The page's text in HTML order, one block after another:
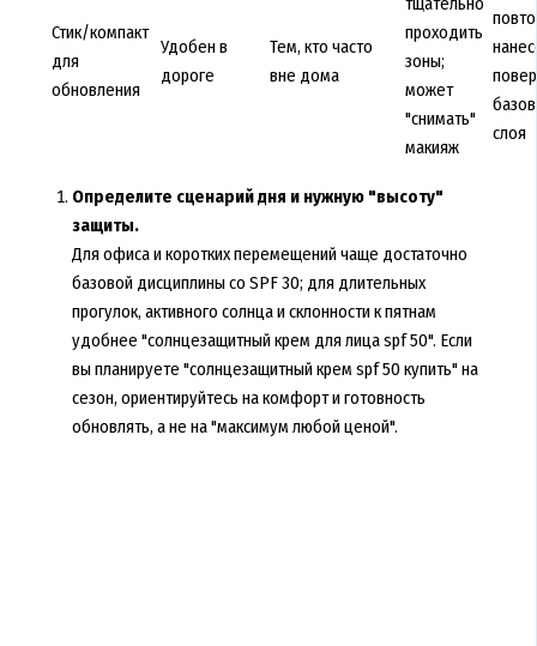
Стик/компакт
для
обновления
Удобен в
дороге
Тем, кто часто
вне дома
проходить
зоны;
может
"снимать"
макияж
слоя
Определите сценарий дня и нужную "высоту"
защиты.
Для офиса и коротких перемещений чаще достаточно
базовой дисциплины со SPF 30; для длительных
прогулок, активного солнца и склонности к пятнам
удобнее "солнцезащитный крем для лица spf 50". Если
вы планируете "солнцезащитный крем spf 50 купить" на
сезон, ориентируйтесь на комфорт и готовность
обновлять, а не на "максимум любой ценой".